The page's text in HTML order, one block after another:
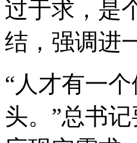
过于求，是
结，强调进
“人才有一
头。”总书